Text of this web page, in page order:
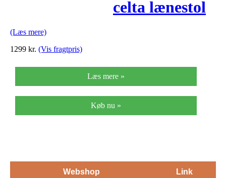
celta lænestol
(Læs mere)
1299 kr. (Vis fragtpris)
Læs mere »
Køb nu »
Webshop Link